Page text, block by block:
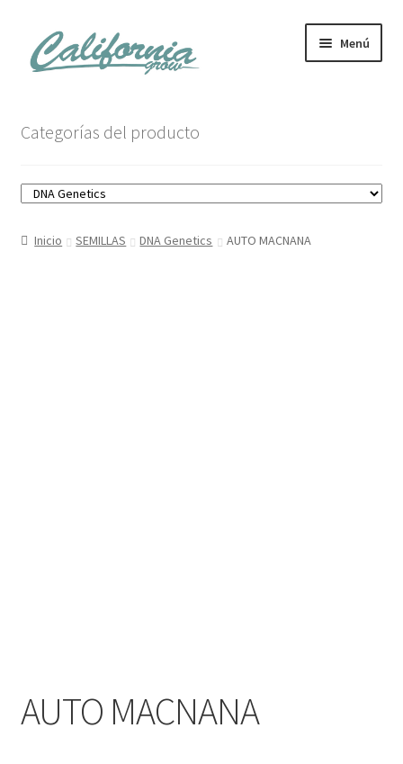
al
contenido
Menú
Carrito
Mi cuenta
Categorías del producto
Inicio SEMILLAS DNA Genetics AUTO MACNANA
AUTO MACNANA